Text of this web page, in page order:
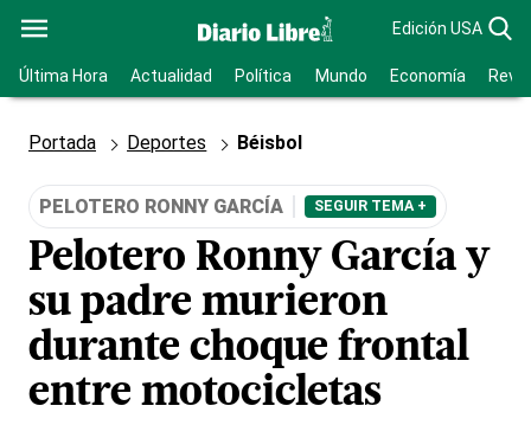
Edición USA
Última Hora Actualidad Política Mundo Economía
Portada Deportes Béisbol
PELOTERO RONNY GARCÍA SEGUIR TEMA +
Pelotero Ronny García y
su padre murieron
durante choque frontal
entre motocicletas